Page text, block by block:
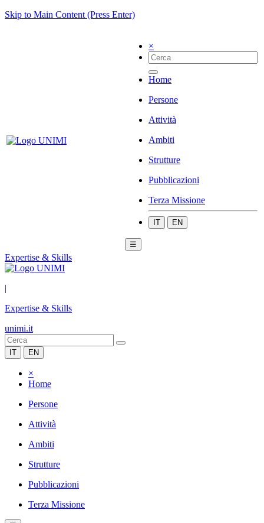
Skip to Main Content (Press Enter)
×
Home
Persone
Attività
Ambiti
Strutture
Pubblicazioni
Terza Missione
IT EN
☰
Expertise & Skills
|
Expertise & Skills
unimi.it
IT EN
×
Home
Persone
Attività
Ambiti
Strutture
Pubblicazioni
Terza Missione